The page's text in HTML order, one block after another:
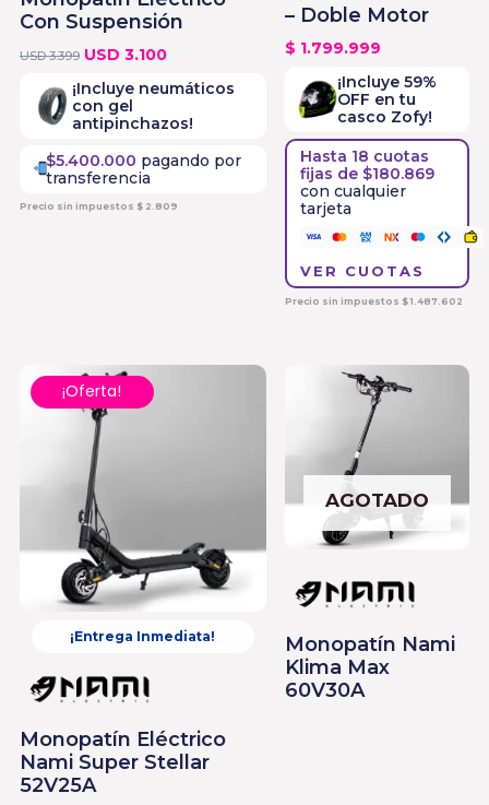
Con Suspensión
USD3.399 USD 3.100
¡Incluye neumáticos
con gel
antipinchazos!
$5.400.000 pagando por
transferencia
Precio sin impuestos $2.809
– Doble Motor
$ 1.799.999
¡Incluye 59%
OFF en tu
casco Zofy!
Hasta 18 cuotas
fijas de $180.869
con cualquier
tarjeta
VER CUOTAS
Precio sin impuestos $1.487.602
¡Oferta!
¡Entrega Inmediata!
Monopatín Eléctrico
Nami Super Stellar
52V25A
El
precio
original
era:
$ 3.999.999.
AGOTADO
Monopatín Nami
Klima Max
60V30A